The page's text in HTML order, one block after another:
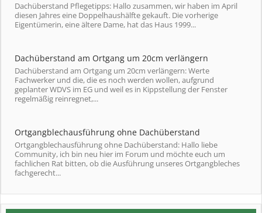
Dachüberstand Pflegetipps: Hallo zusammen, wir haben im April
diesen Jahres eine Doppelhaushälfte gekauft. Die vorherige
Eigentümerin, eine ältere Dame, hat das Haus 1999...
Dachüberstand am Ortgang um 20cm verlängern
Dachüberstand am Ortgang um 20cm verlängern: Werte
Fachwerker und die, die es noch werden wollen, aufgrund
geplanter WDVS im EG und weil es in Kippstellung der Fenster
regelmäßig reinregnet,...
Ortgangblechausführung ohne Dachüberstand
Ortgangblechausführung ohne Dachüberstand: Hallo liebe
Community, ich bin neu hier im Forum und möchte euch um
fachlichen Rat bitten, ob die Ausführung unseres Ortgangbleches
fachgerecht...